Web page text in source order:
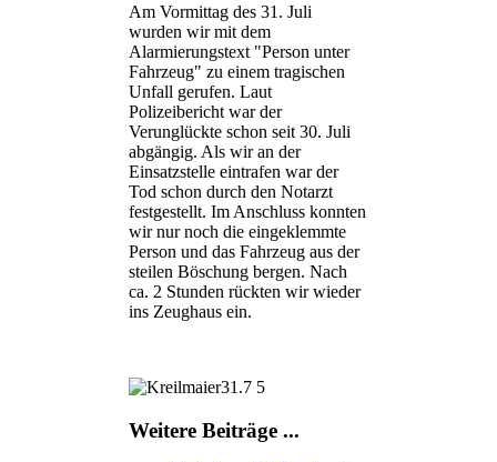
Am Vormittag des 31. Juli
wurden wir mit dem
Alarmierungstext "Person unter
Fahrzeug" zu einem tragischen
Unfall gerufen. Laut
Polizeibericht war der
Verunglückte schon seit 30. Juli
abgängig. Als wir an der
Einsatzstelle eintrafen war der
Tod schon durch den Notarzt
festgestellt. Im Anschluss konnten
wir nur noch die eingeklemmte
Person und das Fahrzeug aus der
steilen Böschung bergen. Nach
ca. 2 Stunden rückten wir wieder
ins Zeughaus ein.
Weitere Beiträge ...